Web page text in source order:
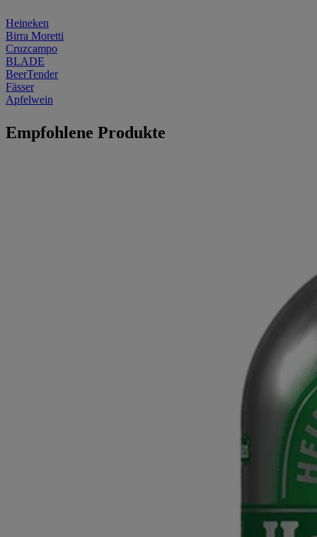
Heineken
Birra Moretti
Cruzcampo
BLADE
BeerTender
Fässer
Apfelwein
Empfohlene Produkte